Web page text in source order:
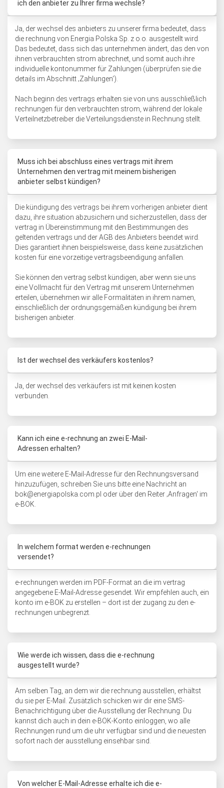
ich den anbieter zu Ihrer firma wechsle?
Ja, der wechsel des anbieters zu unserer firma bedeutet, dass
die rechnung von Energia Polska Sp. z o.o. ausgestellt wird.
Das bedeutet, dass sich das unternehmen ändert, das den von
ihnen verbrauchten strom abrechnet, und somit auch ihre
individuelle kontonummer für Zahlungen (überprüfen sie die
details im Abschnitt ‚Zahlungen‘).
Nach beginn des vertrags erhalten sie von uns ausschließlich
rechnungen für den verbrauchten strom, während der lokale
Verteilnetzbetreiber die Verteilungsdienste in Rechnung stellt.
Muss ich bei abschluss eines vertrags mit ihrem
Unternehmen den vertrag mit meinem bisherigen
anbieter selbst kündigen?
Die kündigung des vertrags bei ihrem vorherigen anbieter dient
dazu, ihre situation abzusichern und sicherzustellen, dass der
vertrag in Übereinstimmung mit den Bestimmungen des
geltenden vertrags und der AGB des Anbieters beendet wird.
Dies garantiert ihnen beispielsweise, dass keine zusätzlichen
kosten für eine vorzeitige vertragsbeendigung anfallen.
Sie können den vertrag selbst kündigen, aber wenn sie uns
eine Vollmacht für den Vertrag mit unserem Unternehmen
erteilen, übernehmen wir alle Formalitäten in ihrem namen,
einschließlich der ordnungsgemäßen kündigung bei ihrem
bisherigen anbieter.
Ist der wechsel des verkäufers kostenlos?
Ja, der wechsel des verkäufers ist mit keinen kosten
verbunden.
Kann ich eine e-rechnung an zwei E-Mail-
Adressen erhalten?
Um eine weitere E-Mail-Adresse für den Rechnungsversand
hinzuzufügen, schreiben Sie uns bitte eine Nachricht an
bok@energiapolska.com.pl oder über den Reiter ‚Anfragen‘ im
e-BOK.
In welchem format werden e-rechnungen
versendet?
e-rechnungen werden im PDF-Format an die im vertrag
angegebene E-Mail-Adresse gesendet. Wir empfehlen auch, ein
konto im e-BOK zu erstellen – dort ist der zugang zu den e-
rechnungen unbegrenzt.
Wie werde ich wissen, dass die e-rechnung
ausgestellt wurde?
Am selben Tag, an dem wir die rechnung ausstellen, erhältst
du sie per E-Mail. Zusätzlich schicken wir dir eine SMS-
Benachrichtigung über die Ausstellung der Rechnung. Du
kannst dich auch in dein e-BOK-Konto einloggen, wo alle
Rechnungen rund um die uhr verfügbar sind und die neuesten
sofort nach der ausstellung einsehbar sind.
Von welcher E-Mail-Adresse erhalte ich die e-